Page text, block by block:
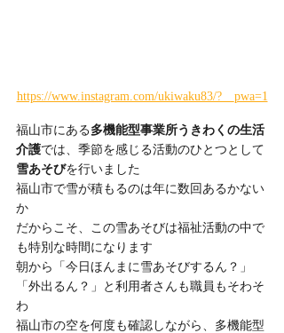
https://www.instagram.com/ukiwaku83/?__pwa=1
福山市にある 多機能型事業所うきわくの生活
介護では、季節を感じる活動のひとつとして
雪あそびを行いました
福山市で雪が積もるのは年に数回あるかない
か
だからこそ、この雪あそびは福祉活動の中で
も特別な時間になります
朝から「今日ほんまに雪あそびするん？」
「外出るん？」と利用者さんも職員もそわそ
わ
福山市の空を何度も確認しながら、多機能型